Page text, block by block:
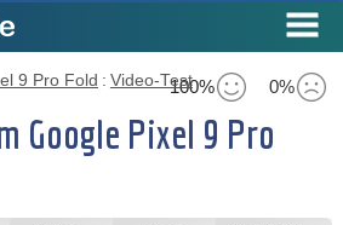
100% 0%
9 Pro Fold : Video-Test
Google Pixel 9 Pro